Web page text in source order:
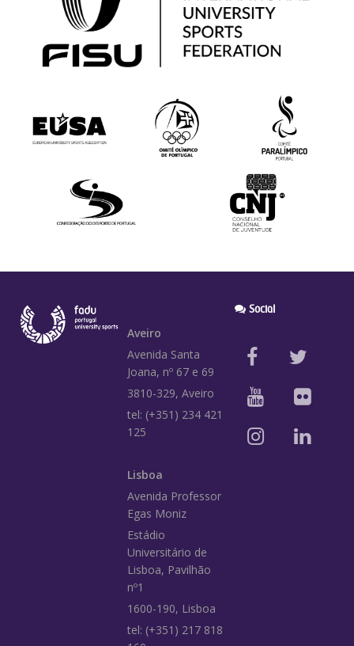
Aveiro
Avenida Santa
Joana, nº 67 e 69
3810-329, Aveiro
tel: (+351) 234 421
125
Lisboa
Avenida Professor
Egas Moniz
Estádio
Universitário de
Lisboa, Pavilhão
nº1
1600-190, Lisboa
tel: (+351) 217 818
Social